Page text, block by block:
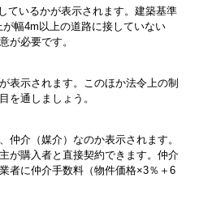
ているかが表示されます。建築基準
幅4m以上の道路に接していない
が必要です。
表示されます。このほか法令上の制
を通しましょう。
仲介（媒介）なのか表示されます。
が購入者と直接契約できます。仲介
者に仲介手数料（物件価格×3％＋6